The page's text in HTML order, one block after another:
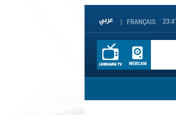
FRANÇAIS
|